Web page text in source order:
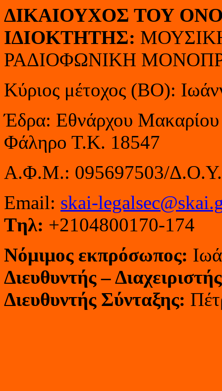
ΔΙΚΑΙΟΥΧΟΣ ΤΟΥ
ΙΔΙΟΚΤΗΤΗΣ:
ΡΑΔΙΟΦΩΝΙΚΗ
Κύριος μέτοχος (ΒΟ):
Έδρα: Εθνάρχου
Φάληρο Τ.Κ. 18547
Α.Φ.Μ.: 095697503/
Email: skai-
Tηλ: +2104800170-174
Νόμιμος εκπρόσωπος:
Διευθυντής –
Διευθυντής Σύνταξης: